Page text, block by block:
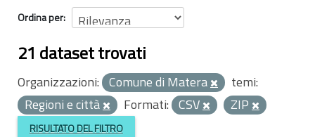
Ordina per
21 dataset trovati
Organizzazioni: Comune di Matera
temi:
Regioni e città
Formati: CSV ZIP
RISULTATO DEL FILTRO